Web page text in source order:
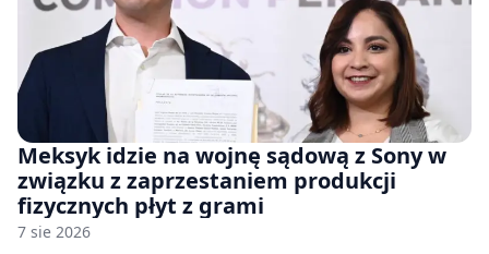
Meksyk idzie na wojnę sądową z Sony w
związku z zaprzestaniem produkcji
fizycznych płyt z grami
7 sie 2026